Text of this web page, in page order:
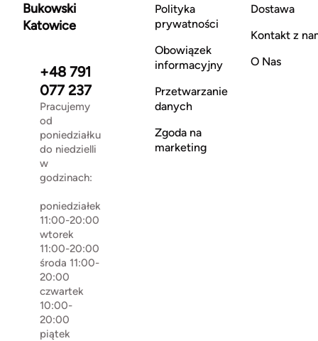
Bukowski
Katowice
+48 791
077 237
Pracujemy
od
poniedziałku
do niedzielli
w
godzinach:
poniedziałek
11:00-20:00
wtorek
11:00-20:00
środa 11:00-
20:00
czwartek
10:00-
20:00
piątek
Polityka
prywatności
Obowiązek
informacyjny
Przetwarzanie
danych
Zgoda na
marketing
Dostawa
Kontakt z
O Nas